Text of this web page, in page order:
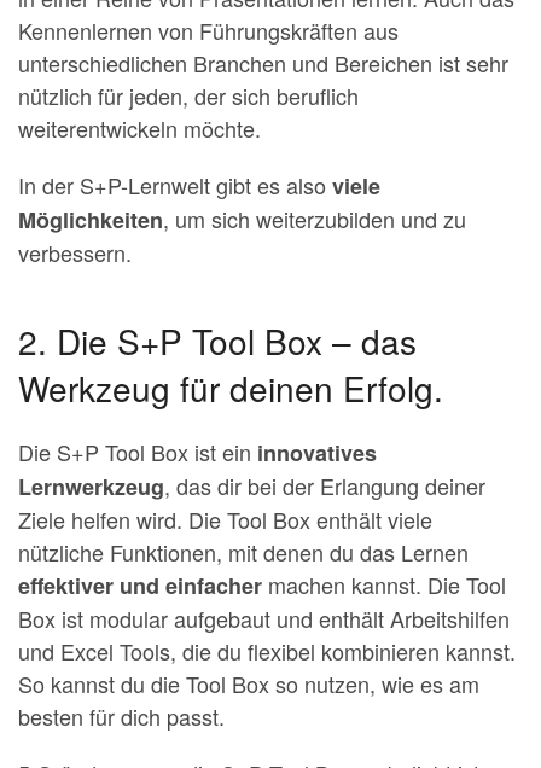
Kennenlernen von Führungskräften aus
unterschiedlichen Branchen und Bereichen ist sehr
nützlich für jeden, der sich beruflich
weiterentwickeln möchte.
In der S+P-Lernwelt gibt es also viele
Möglichkeiten, um sich weiterzubilden und zu
verbessern.
2. Die S+P Tool Box – das
Werkzeug für deinen Erfolg.
Die S+P Tool Box ist ein innovatives
Lernwerkzeug, das dir bei der Erlangung deiner
Ziele helfen wird. Die Tool Box enthält viele
nützliche Funktionen, mit denen du das Lernen
effektiver und einfacher machen kannst. Die Tool
Box ist modular aufgebaut und enthält Arbeitshilfen
und Excel Tools, die du flexibel kombinieren kannst.
So kannst du die Tool Box so nutzen, wie es am
besten für dich passt.